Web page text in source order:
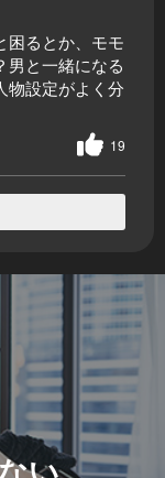
困るとか、モモ
男と一緒になる
物設定がよく分
19